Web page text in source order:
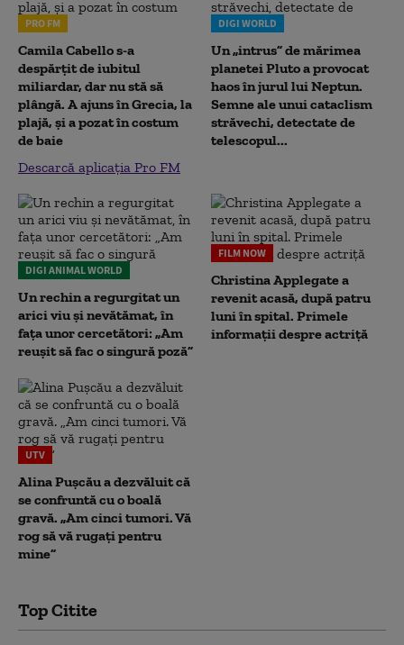
PRO FM
Camila Cabello s-a
despărțit de iubitul
miliardar, dar nu stă să
plângă. A ajuns în Grecia, la
plajă, și a pozat în costum
de baie
Descarcă aplicația Pro FM
DIGI WORLD
Un „intrus” de mărimea
planetei Pluto a provocat
haos în jurul lui Neptun.
Semne ale unui cataclism
străvechi, detectate de
telescopul...
DIGI ANIMAL WORLD
Un rechin a regurgitat un
arici viu și nevătămat, în
fața unor cercetători: „Am
reușit să fac o singură poză”
FILM NOW
Christina Applegate a
revenit acasă, după patru
luni în spital. Primele
informații despre actriță
UTV
Alina Pușcău a dezvăluit că
se confruntă cu o boală
gravă. „Am cinci tumori. Vă
rog să vă rugați pentru
mine”
Top Citite